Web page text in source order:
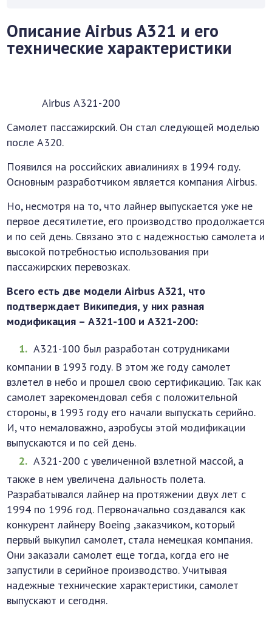
Описание Airbus А321 и его
технические характеристики
Airbus А321-200
Самолет пассажирский. Он стал следующей моделью
после А320.
Появился на российских авиалиниях в 1994 году.
Основным разработчиком является компания Airbus.
Но, несмотря на то, что лайнер выпускается уже не
первое десятилетие, его производство продолжается
и по сей день. Связано это с надежностью самолета и
высокой потребностью использования при
пассажирских перевозках.
Всего есть две модели Airbus А321, что
подтверждает Википедия, у них разная
модификация – А321-100 и А321-200:
А321-100 был разработан сотрудниками
компании в 1993 году. В этом же году самолет
взлетел в небо и прошел свою сертификацию. Так как
самолет зарекомендовал себя с положительной
стороны, в 1993 году его начали выпускать серийно.
И, что немаловажно, аэробусы этой модификации
выпускаются и по сей день.
А321-200 с увеличенной взлетной массой, а
также в нем увеличена дальность полета.
Разрабатывался лайнер на протяжении двух лет с
1994 по 1996 год. Первоначально создавался как
конкурент лайнеру Boeing ,заказчиком, который
первый выкупил самолет, стала немецкая компания.
Они заказали самолет еще тогда, когда его не
запустили в серийное производство. Учитывая
надежные технические характеристики, самолет
выпускают и сегодня.